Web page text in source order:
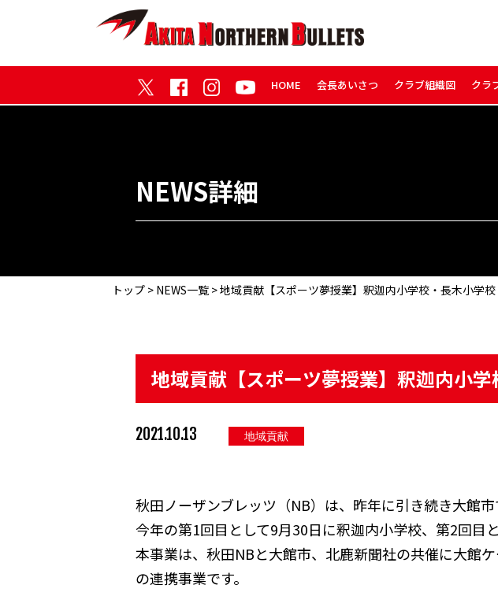
HOME 会長あいさつ クラブ組織図 クラ
NEWS詳細
トップ > NEWS一覧 > 地域貢献【スポーツ夢授業】釈迦内小学校・長木小学校
地域貢献【スポーツ夢授業】釈迦内小
2021.10.13 地域貢献
秋田ノーザンブレッツ（NB）は、昨年に引き続き大館
今年の第1回目として9月30日に釈迦内小学校、第2回目
本事業は、秋田NBと大館市、北鹿新聞社の共催に大館
の連携事業です。